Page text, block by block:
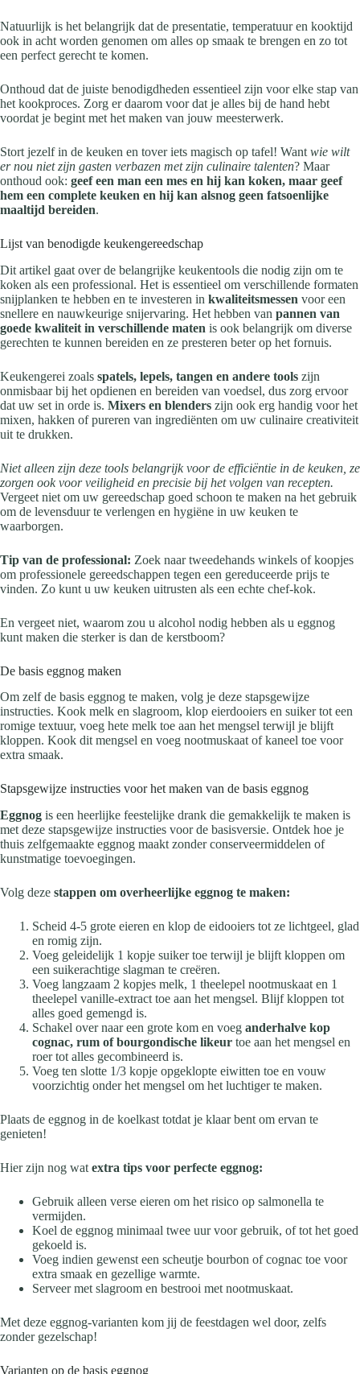
Natuurlijk is het belangrijk dat de presentatie, temperatuur en kooktijd
ook in acht worden genomen om alles op smaak te brengen en zo tot
een perfect gerecht te komen.
Onthoud dat de juiste benodigdheden essentieel zijn voor elke stap van
het kookproces. Zorg er daarom voor dat je alles bij de hand hebt
voordat je begint met het maken van jouw meesterwerk.
Stort jezelf in de keuken en tover iets magisch op tafel! Want wie wilt
er nou niet zijn gasten verbazen met zijn culinaire talenten? Maar
onthoud ook: geef een man een mes en hij kan koken, maar geef
hem een complete keuken en hij kan alsnog geen fatsoenlijke
maaltijd bereiden.
Lijst van benodigde keukengereedschap
Dit artikel gaat over de belangrijke keukentools die nodig zijn om te
koken als een professional. Het is essentieel om verschillende formaten
snijplanken te hebben en te investeren in kwaliteitsmessen voor een
snellere en nauwkeurige snijervaring. Het hebben van pannen van
goede kwaliteit in verschillende maten is ook belangrijk om diverse
gerechten te kunnen bereiden en ze presteren beter op het fornuis.
Keukengerei zoals spatels, lepels, tangen en andere tools zijn
onmisbaar bij het opdienen en bereiden van voedsel, dus zorg ervoor
dat uw set in orde is. Mixers en blenders zijn ook erg handig voor het
mixen, hakken of pureren van ingrediënten om uw culinaire creativiteit
uit te drukken.
Niet alleen zijn deze tools belangrijk voor de efficiëntie in de keuken, ze
zorgen ook voor veiligheid en precisie bij het volgen van recepten.
Vergeet niet om uw gereedschap goed schoon te maken na het gebruik
om de levensduur te verlengen en hygiëne in uw keuken te
waarborgen.
Tip van de professional: Zoek naar tweedehands winkels of koopjes
om professionele gereedschappen tegen een gereduceerde prijs te
vinden. Zo kunt u uw keuken uitrusten als een echte chef-kok.
En vergeet niet, waarom zou u alcohol nodig hebben als u eggnog
kunt maken die sterker is dan de kerstboom?
De basis eggnog maken
Om zelf de basis eggnog te maken, volg je deze stapsgewijze
instructies. Kook melk en slagroom, klop eierdooiers en suiker tot een
romige textuur, voeg hete melk toe aan het mengsel terwijl je blijft
kloppen. Kook dit mengsel en voeg nootmuskaat of kaneel toe voor
extra smaak.
Stapsgewijze instructies voor het maken van de basis eggnog
Eggnog is een heerlijke feestelijke drank die gemakkelijk te maken is
met deze stapsgewijze instructies voor de basisversie. Ontdek hoe je
thuis zelfgemaakte eggnog maakt zonder conserveermiddelen of
kunstmatige toevoegingen.
Volg deze stappen om overheerlijke eggnog te maken:
Scheid 4-5 grote eieren en klop de eidooiers tot ze lichtgeel, glad
en romig zijn.
Voeg geleidelijk 1 kopje suiker toe terwijl je blijft kloppen om
een suikerachtige slagman te creëren.
Voeg langzaam 2 kopjes melk, 1 theelepel nootmuskaat en 1
theelepel vanille-extract toe aan het mengsel. Blijf kloppen tot
alles goed gemengd is.
Schakel over naar een grote kom en voeg anderhalve kop
cognac, rum of bourgondische likeur toe aan het mengsel en
roer tot alles gecombineerd is.
Voeg ten slotte 1/3 kopje opgeklopte eiwitten toe en vouw
voorzichtig onder het mengsel om het luchtiger te maken.
Plaats de eggnog in de koelkast totdat je klaar bent om ervan te
genieten!
Hier zijn nog wat extra tips voor perfecte eggnog:
Gebruik alleen verse eieren om het risico op salmonella te
vermijden.
Koel de eggnog minimaal twee uur voor gebruik, of tot het goed
gekoeld is.
Voeg indien gewenst een scheutje bourbon of cognac toe voor
extra smaak en gezellige warmte.
Serveer met slagroom en bestrooi met nootmuskaat.
Met deze eggnog-varianten kom jij de feestdagen wel door, zelfs
zonder gezelschap!
Varianten op de basis eggnog